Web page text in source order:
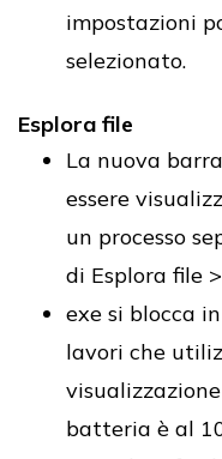
impostazioni
selezionato.
Esplora file
La nuova
essere
un processo
di Esplora file
exe si blocca
lavori che
batteria è al